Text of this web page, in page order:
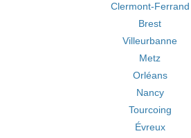
Clermont-Ferrand
Brest
Villeurbanne
Metz
Orléans
Nancy
Tourcoing
Évreux